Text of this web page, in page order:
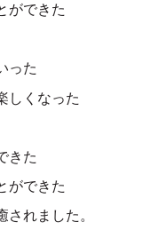
ができた
った
しくなった
きた
ができた
れました。